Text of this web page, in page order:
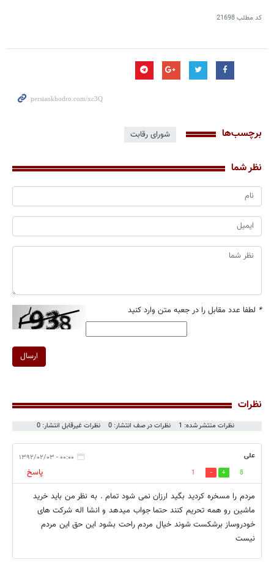
کد مطلب21698
برچسب‌ها شورای رقابت
نظر شما
* لطفا عدد مقابل را در جعبه متن وارد کنید
ارسال
نظرات
نظرات منتشر شده: 1 نظرات در صف انتشار: 0 نظرات غیرقابل انتشار: 0
علی ۰۰:۰۰ - ۱۳۹۲/۰۲/۰۳
8
1
پاسخ
مردم را مسخره کردید بگید ارزان نمی شود تمام . به نظر من باید خرید
ماشین رو همه تحریم کنند حتما جواب میدهد و انشا اله شرکت های
خودروساز برشکست شوند خیال مردم راحت بشود این حق این مردم
نیست